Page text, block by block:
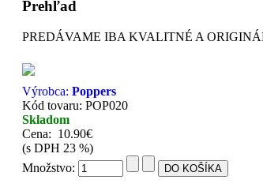
Prehľad
PREDÁVAME IBA KVALITNÉ A
Výrobca: Poppers
Kód tovaru: POP020
Skladom
Cena: 10.90€
(s DPH 23 %)
Množstvo: